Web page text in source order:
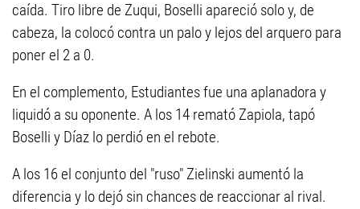
caída. Tiro libre de Zuqui, Boselli apareció solo y, de
cabeza, la colocó contra un palo y lejos del arquero para
poner el 2 a 0.
En el complemento, Estudiantes fue una aplanadora y
liquidó a su oponente. A los 14 remató Zapiola, tapó
Boselli y Díaz lo perdió en el rebote.
A los 16 el conjunto del "ruso" Zielinski aumentó la
diferencia y lo dejó sin chances de reaccionar al rival.